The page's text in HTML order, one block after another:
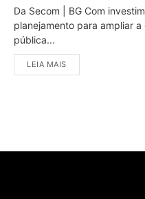
Da Secom | BG Com
planejamento para ampliar
pública...
LEIA MAIS